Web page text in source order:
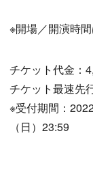
※開場／開演時
チケット代金：
チケット最速先
※受付期間：
（日）23:59